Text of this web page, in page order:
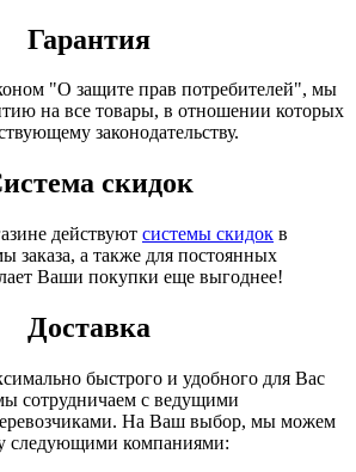
Гарантия
"О защите прав потребителей", мы
на все товары, в отношении которых
законодательству.
скидок
действуют системы скидок в
заказа, а также для постоянных
Ваши покупки еще выгоднее!
Доставка
быстрого и удобного для Вас
сотрудничаем с ведущими
На Ваш выбор, мы можем
следующими компаниями: